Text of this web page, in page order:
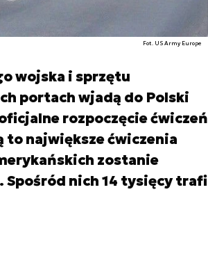
Fot. US Army Europe
wojska i sprzętu
portach wjadą do Polski
rozpoczęcie ćwiczeń
to największe ćwiczenia
zostanie
Spośród nich 14 tysięcy trafi